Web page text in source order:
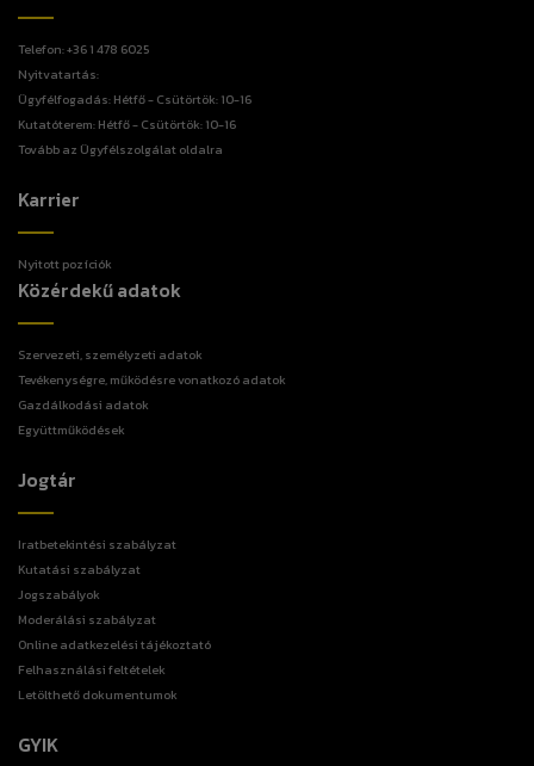
Telefon: +36 1 478 6025
Nyitvatartás:
Ügyfélfogadás: Hétfő - Csütörtök: 10-16
Kutatóterem: Hétfő - Csütörtök: 10-16
Tovább az Ügyfélszolgálat oldalra
Karrier
Nyitott pozíciók
Közérdekű adatok
Szervezeti, személyzeti adatok
Tevékenységre, működésre vonatkozó adatok
Gazdálkodási adatok
Együttműködések
Jogtár
Iratbetekintési szabályzat
Kutatási szabályzat
Jogszabályok
Moderálási szabályzat
Online adatkezelési tájékoztató
Felhasználási feltételek
Letölthető dokumentumok
GYIK